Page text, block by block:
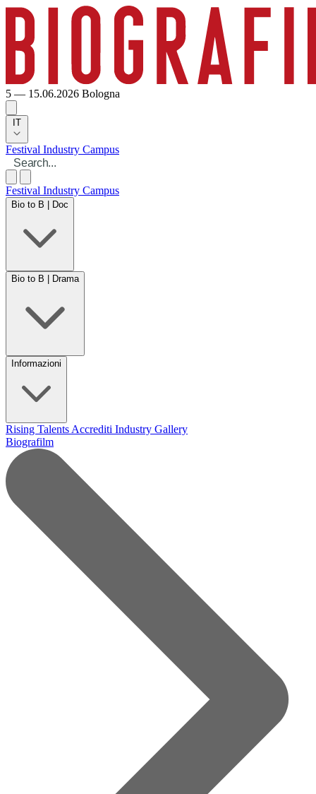
5 — 15.06.2026 Bologna
IT
Festival Industry Campus
Festival Industry Campus
Bio to B | Doc
Bio to B | Drama
Informazioni
Rising Talents Accrediti Industry Gallery
Biografilm